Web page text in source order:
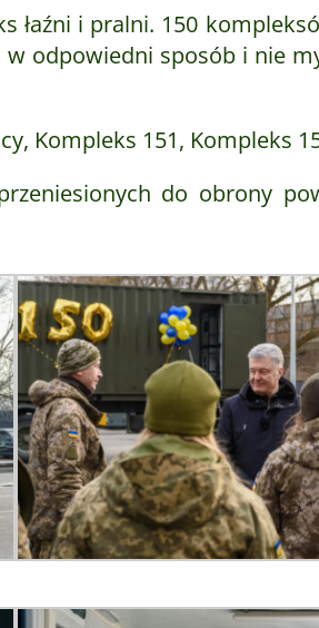
łaźni i pralni. 150
odpowiedni sposób i nie
Kompleks 151, Kompleks
do obrony